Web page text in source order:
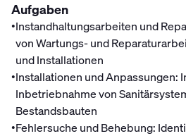
Aufgaben
•Instandhaltungsarbeiten und
von Wartungs- und
und Installationen
•Installationen und Anpassungen:
Inbetriebnahme von
Bestandsbauten
•Fehlersuche und Behebung: